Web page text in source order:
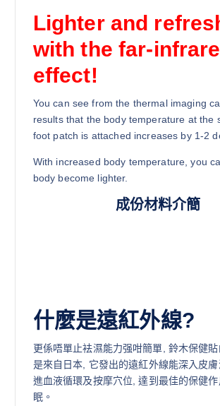
Lighter and
with the far-
effect!
You can see from the thermal imaging
results that the body temperature at the
foot patch is attached increases by 1-2
With increased body temperature, you
body become lighter.
成份材料介簡
什麼是遠紅外線?
更係唔單止袪濕能力强咁簡單, 鈴木保健
是來自日本, 它發出的遠紅外線能深入皮
進血液循環及按摩穴位, 達到最佳的保健
眠。